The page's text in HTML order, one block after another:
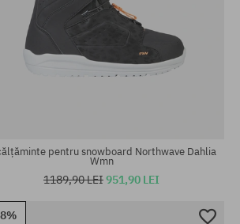
pentru snowboard Northwave Dahlia
Wmn
1189,90 LEI951,90 LEI